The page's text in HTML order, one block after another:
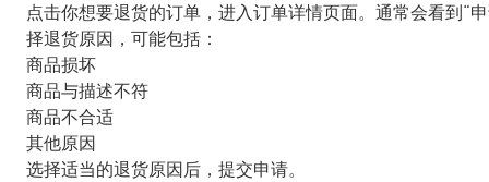
点击你想要退货的订单，进入订单详情页面。通常会看到“
择退货原因，可能包括：
商品损坏
商品与描述不符
商品不合适
其他原因
选择适当的退货原因后，提交申请。